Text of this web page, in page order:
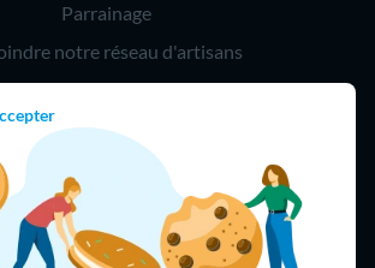
Parrainage
notre réseau d'artisans
Hello !
09 75 18 60 60
(8h-21h)
75018 Paris